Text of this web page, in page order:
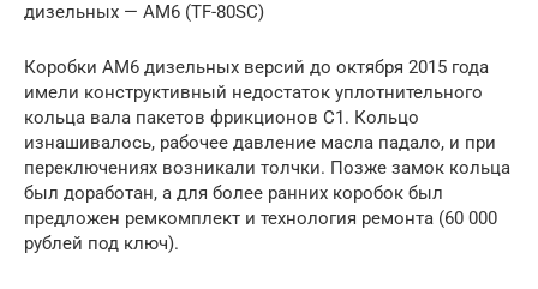
дизельных — АМ6 (TF-80SC)
Коробки АМ6 дизельных версий до октября 2015 года
имели конструктивный недостаток уплотнительного
кольца вала пакетов фрикционов С1. Кольцо
изнашивалось, рабочее давление масла падало, и при
переключениях возникали толчки. Позже замок кольца
был доработан, а для более ранних коробок был
предложен ремкомплект и технология ремонта (60 000
рублей под ключ).